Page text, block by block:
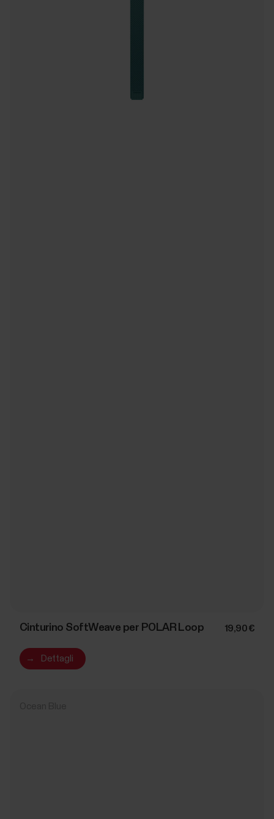
Cinturino SoftWeave per POLAR Loop 19,90 €
→ Dettagli